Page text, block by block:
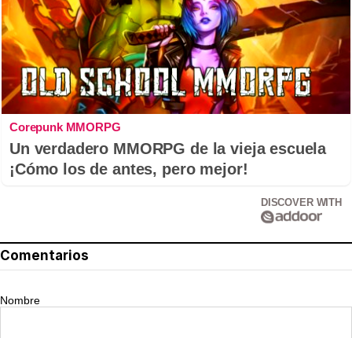
Corepunk MMORPG
Un verdadero MMORPG de la vieja escuela
¡Cómo los de antes, pero mejor!
DISCOVER WITH
Comentarios
Nombre